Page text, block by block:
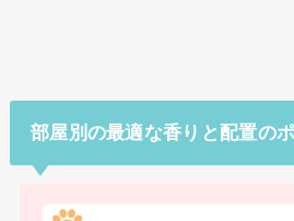
部屋別の最適な香りと配置の